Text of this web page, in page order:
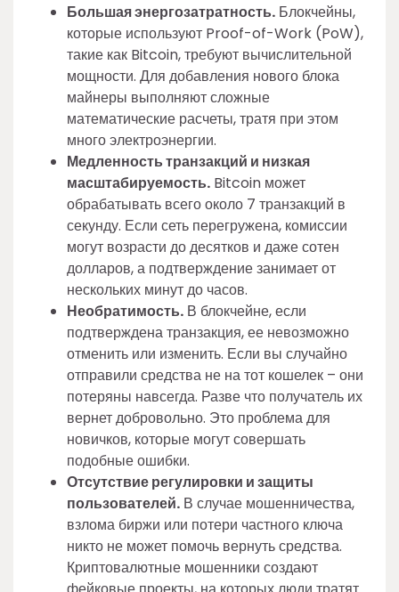
Большая энергозатратность. Блокчейны,
которые используют Proof-of-Work (PoW),
такие как Bitcoin, требуют вычислительной
мощности. Для добавления нового блока
майнеры выполняют сложные
математические расчеты, тратя при этом
много электроэнергии.
Медленность транзакций и низкая
масштабируемость. Bitcoin может
обрабатывать всего около 7 транзакций в
секунду. Если сеть перегружена, комиссии
могут возрасти до десятков и даже сотен
долларов, а подтверждение занимает от
нескольких минут до часов.
Необратимость. В блокчейне, если
подтверждена транзакция, ее невозможно
отменить или изменить. Если вы случайно
отправили средства не на тот кошелек – они
потеряны навсегда. Разве что получатель их
вернет добровольно. Это проблема для
новичков, которые могут совершать
подобные ошибки.
Отсутствие регулировки и защиты
пользователей. В случае мошенничества,
взлома биржи или потери частного ключа
никто не может помочь вернуть средства.
Криптовалютные мошенники создают